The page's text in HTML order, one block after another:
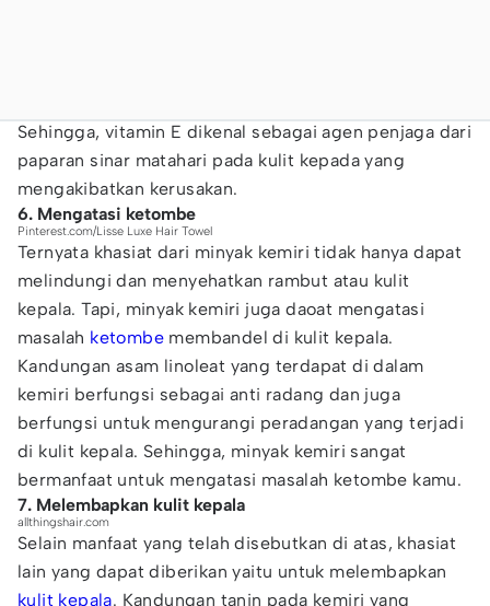
Sehingga, vitamin E dikenal sebagai agen penjaga dari
paparan sinar matahari pada kulit kepada yang
mengakibatkan kerusakan.
6. Mengatasi ketombe
Pinterest.com/Lisse Luxe Hair Towel
Ternyata khasiat dari minyak kemiri tidak hanya dapat
melindungi dan menyehatkan rambut atau kulit
kepala. Tapi, minyak kemiri juga daoat mengatasi
masalah ketombe membandel di kulit kepala.
Kandungan asam linoleat yang terdapat di dalam
kemiri berfungsi sebagai anti radang dan juga
berfungsi untuk mengurangi peradangan yang terjadi
di kulit kepala. Sehingga, minyak kemiri sangat
bermanfaat untuk mengatasi masalah ketombe kamu.
7. Melembapkan kulit kepala
allthingshair.com
Selain manfaat yang telah disebutkan di atas, khasiat
lain yang dapat diberikan yaitu untuk melembapkan
kulit kepala. Kandungan tanin pada kemiri yang